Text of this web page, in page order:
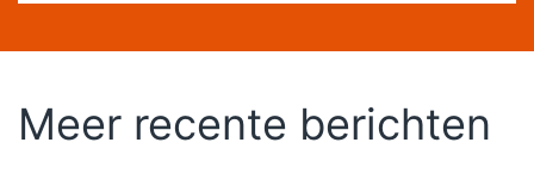
Meer recente berichten